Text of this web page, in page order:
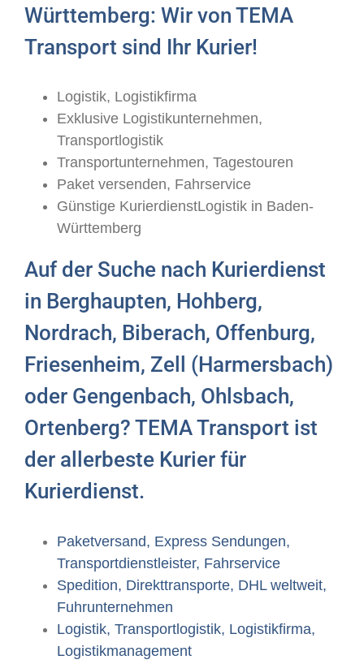
Württemberg: Wir von TEMA
Transport sind Ihr Kurier!
Logistik, Logistikfirma
Exklusive Logistikunternehmen,
Transportlogistik
Transportunternehmen, Tagestouren
Paket versenden, Fahrservice
Günstige KurierdienstLogistik in Baden-
Württemberg
Auf der Suche nach Kurierdienst
in Berghaupten, Hohberg,
Nordrach, Biberach, Offenburg,
Friesenheim, Zell (Harmersbach)
oder Gengenbach, Ohlsbach,
Ortenberg? TEMA Transport ist
der allerbeste Kurier für
Kurierdienst.
Paketversand, Express Sendungen,
Transportdienstleister, Fahrservice
Spedition, Direkttransporte, DHL weltweit,
Fuhrunternehmen
Logistik, Transportlogistik, Logistikfirma,
Logistikmanagement